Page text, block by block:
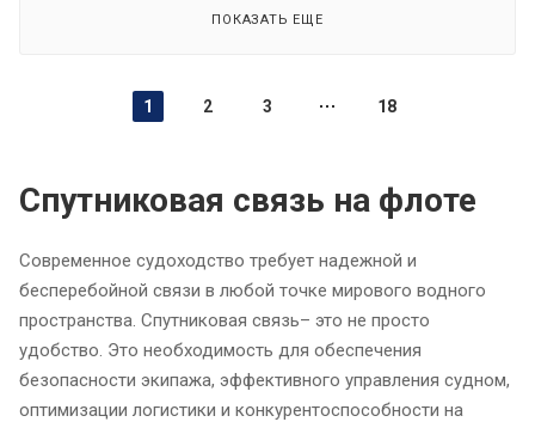
ПОКАЗАТЬ ЕЩЕ
1 2 3 18
Спутниковая связь на флоте
Современное судоходство требует надежной и
бесперебойной связи в любой точке мирового водного
пространства. Спутниковая связь– это не просто
удобство. Это необходимость для обеспечения
безопасности экипажа, эффективного управления судном,
оптимизации логистики и конкурентоспособности на